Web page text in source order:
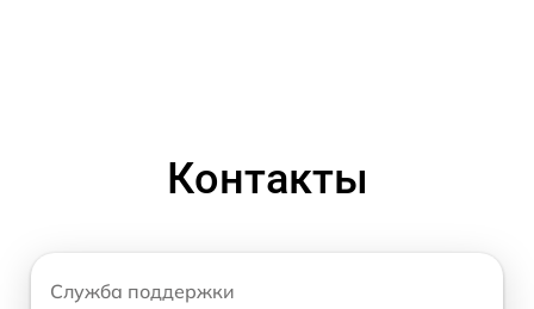
Контакты
Служба поддержки